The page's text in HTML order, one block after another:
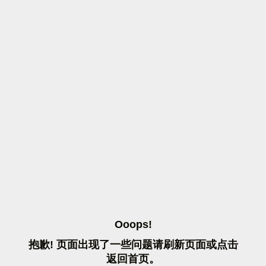
OOOPS!
抱歉! 页面出现了一些问题请刷 新页面或点击
返 回首页。